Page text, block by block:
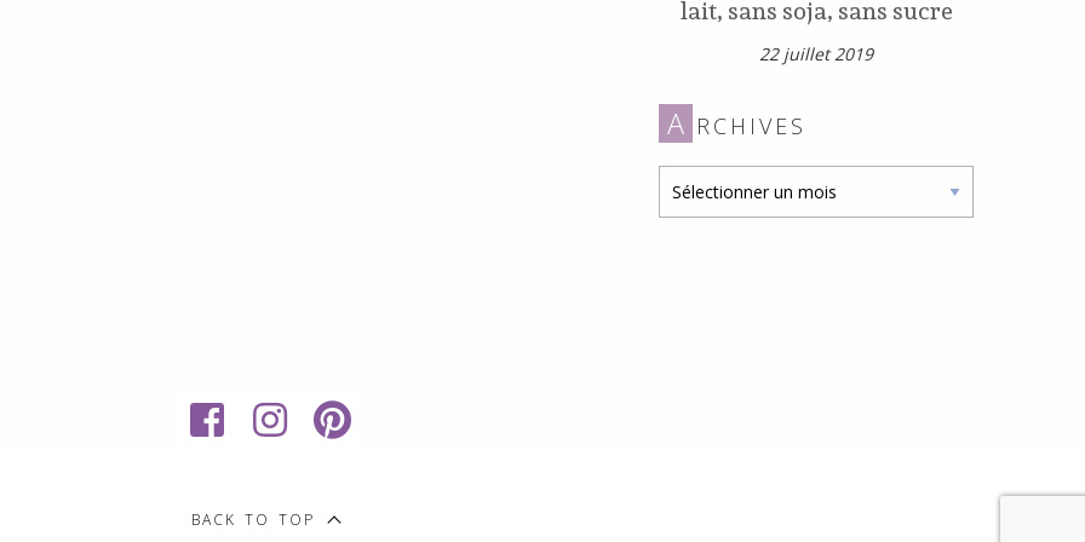
lait, sans soja, sans sucre
22 juillet 2019
A RCHIVES
Archives
Sweet
BACK TO TOP